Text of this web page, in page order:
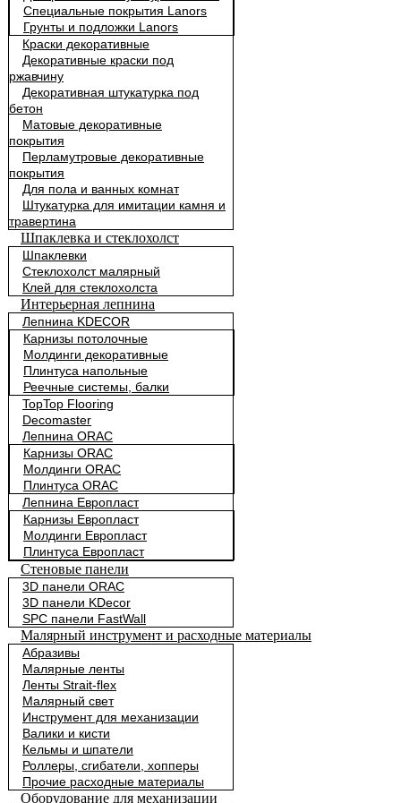
Специальные покрытия Lanors
Грунты и подложки Lanors
Краски декоративные
Декоративные краски под
ржавчину
Декоративная штукатурка под
бетон
Матовые декоративные
покрытия
Перламутровые декоративные
покрытия
Для пола и ванных комнат
Штукатурка для имитации камня и
травертина
Шпаклевка и стеклохолст
Шпаклевки
Стеклохолст малярный
Клей для стеклохолста
Интерьерная лепнина
Лепнина KDECOR
Карнизы потолочные
Молдинги декоративные
Плинтуса напольные
Реечные системы, балки
TopTop Flooring
Decomaster
Лепнина ORAC
Карнизы ORAC
Молдинги ORAC
Плинтуса ORAC
Лепнина Европласт
Карнизы Европласт
Молдинги Европласт
Плинтуса Европласт
Стеновые панели
3D панели ORAC
3D панели KDecor
SPC панели FastWall
Малярный инструмент и расходные материалы
Абразивы
Малярные ленты
Ленты Strait-flex
Малярный свет
Инструмент для механизации
Валики и кисти
Кельмы и шпатели
Роллеры, сгибатели, хопперы
Прочие расходные материалы
Оборудование для механизации